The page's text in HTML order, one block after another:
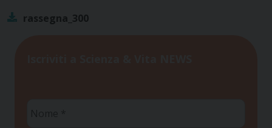
rassegna_300